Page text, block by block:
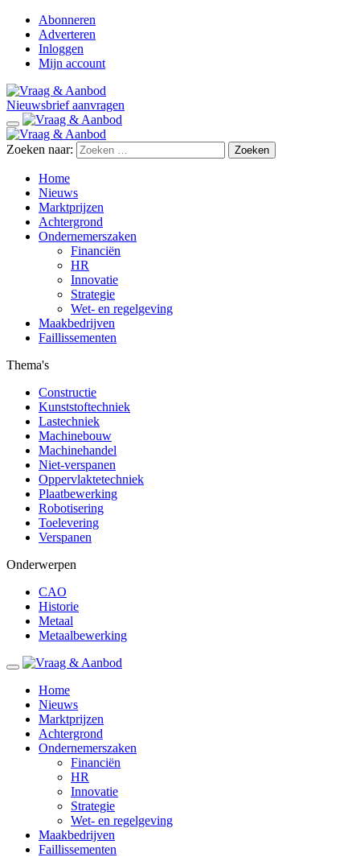
Abonneren
Adverteren
Inloggen
Mijn account
Nieuwsbrief aanvragen
Zoeken naar:
Home
Nieuws
Marktprijzen
Achtergrond
Ondernemerszaken
Financiën
HR
Innovatie
Strategie
Wet- en regelgeving
Maakbedrijven
Faillissementen
Thema's
Constructie
Kunststoftechniek
Lastechniek
Machinebouw
Machinehandel
Niet-verspanen
Oppervlaktetechniek
Plaatbewerking
Robotisering
Toelevering
Verspanen
Onderwerpen
CAO
Historie
Metaal
Metaalbewerking
Home
Nieuws
Marktprijzen
Achtergrond
Ondernemerszaken
Financiën
HR
Innovatie
Strategie
Wet- en regelgeving
Maakbedrijven
Faillissementen